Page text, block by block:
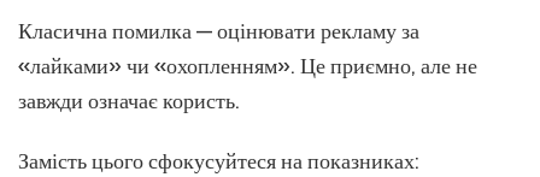
Класична помилка — оцінювати рекламу за
«лайками» чи «охопленням». Це приємно, але не
завжди означає користь.
Замість цього сфокусуйтеся на показниках: